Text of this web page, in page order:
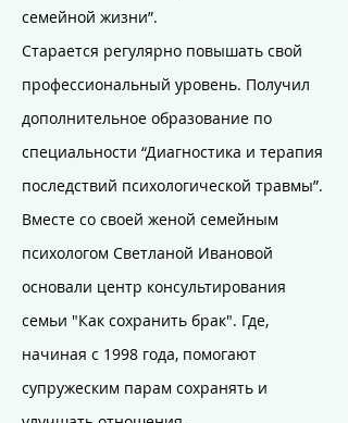
семейной жизни”.
Старается регулярно повышать свой
профессиональный уровень. Получил
дополнительное образование по
специальности “Диагностика и терапия
последствий психологической травмы”.
Вместе со своей женой семейным
психологом Светланой Ивановой
основали центр консультирования
семьи "Как сохранить брак". Где,
начиная с 1998 года, помогают
супружеским парам сохранять и